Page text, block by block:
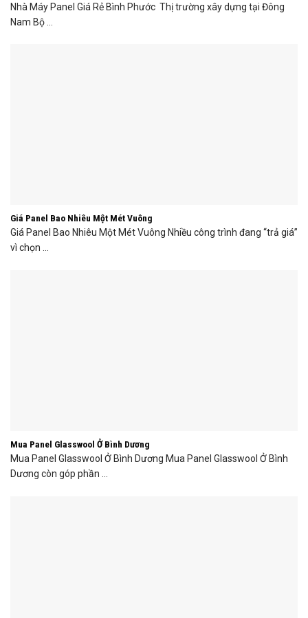
Nhà Máy Panel Giá Rẻ Bình Phước Thị trường xây dựng tại Đông
Nam Bộ ...
Giá Panel Bao Nhiêu Một Mét Vuông
Giá Panel Bao Nhiêu Một Mét Vuông Nhiều công trình đang “trả giá”
vì chọn ...
Mua Panel Glasswool Ở Bình Dương
Mua Panel Glasswool Ở Bình Dương Mua Panel Glasswool Ở Bình
Dương còn góp phần ...